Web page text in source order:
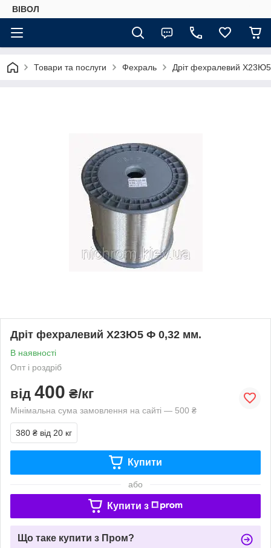
ВІВОЛ
Товари та послуги Фехраль Дріт фехралевий
Дріт фехралевий Х23Ю5 Ф 0,32 мм.
В наявності
Опт і роздріб
від 400 ₴/кг
Мінімальна сума замовлення на сайті — 500 ₴
380 ₴ від 20 кг
Купити
або
Купити з
Що таке купити з Пром?